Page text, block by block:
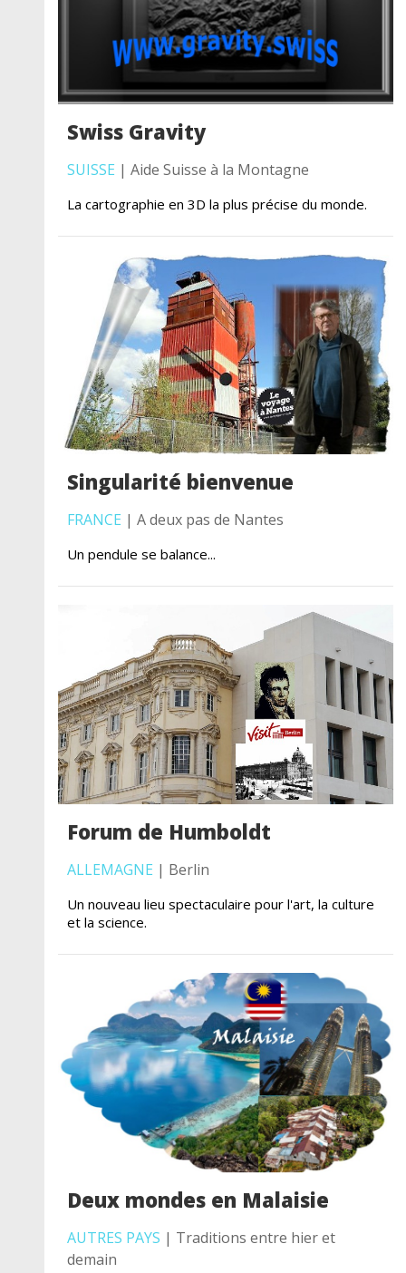
Swiss Gravity
SUISSE | Aide Suisse à la Montagne
La cartographie en 3D la plus précise du monde.
Singularité bienvenue
FRANCE | A deux pas de Nantes
Un pendule se balance...
Forum de Humboldt
ALLEMAGNE | Berlin
Un nouveau lieu spectaculaire pour l'art, la culture
et la science.
Deux mondes en Malaisie
AUTRES PAYS | Traditions entre hier et
demain